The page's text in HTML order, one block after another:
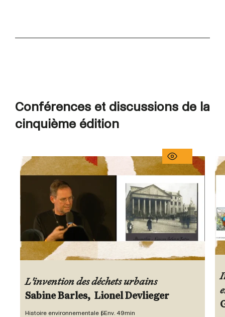
Conférences et discussions de la
cinquième édition
L'invention des déchets urbains
Histoire environnementale 5Env. 49min